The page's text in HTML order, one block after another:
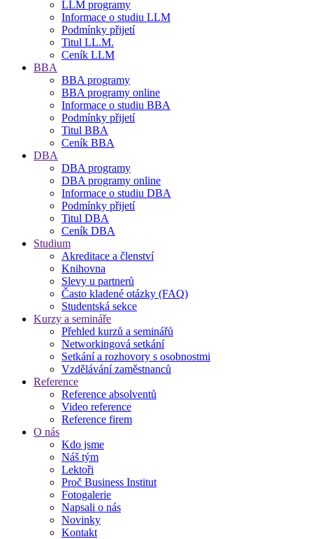
LLM programy
Informace o studiu LLM
Podmínky přijetí
Titul LL.M.
Ceník LLM
BBA
BBA programy
BBA programy online
Informace o studiu BBA
Podmínky přijetí
Titul BBA
Ceník BBA
DBA
DBA programy
DBA programy online
Informace o studiu DBA
Podmínky přijetí
Titul DBA
Ceník DBA
Studium
Akreditace a členství
Knihovna
Slevy u partnerů
Často kladené otázky (FAQ)
Studentská sekce
Kurzy a semináře
Přehled kurzů a seminářů
Networkingová setkání
Setkání a rozhovory s osobnostmi
Vzdělávání zaměstnanců
Reference
Reference absolventů
Video reference
Reference firem
O nás
Kdo jsme
Náš tým
Lektoři
Proč Business Institut
Fotogalerie
Napsali o nás
Novinky
Kontakt